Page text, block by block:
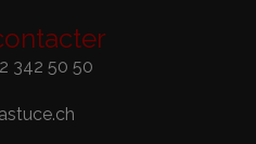
342 50 50